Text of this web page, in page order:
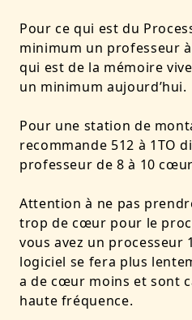
Pour ce qui est du
minimum un professeur
qui est de la mémoire
un minimum aujourd’hui.
Pour une station de
recommande 512 à 1TO
professeur de 8 à 10
Attention à ne pas
trop de cœur pour le
vous avez un processeur
logiciel se fera plus
a de cœur moins et sont
haute fréquence.